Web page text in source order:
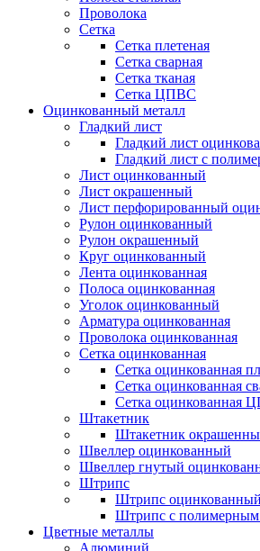
Проволока
Сетка
Сетка плетеная
Сетка сварная
Сетка тканая
Сетка ЦПВС
Оцинкованный металл
Гладкий лист
Гладкий лист
Гладкий лист с
Лист оцинкованный
Лист окрашенный
Лист перфорированный
Рулон оцинкованный
Рулон окрашенный
Круг оцинкованный
Лента оцинкованная
Полоса оцинкованная
Уголок оцинкованный
Арматура оцинкованная
Проволока оцинкованная
Сетка оцинкованная
Сетка оцинкованная
Сетка оцинкованная
Сетка оцинкованная
Штакетник
Штакетник
Швеллер оцинкованный
Швеллер гнутый
Штрипс
Штрипс оцинкованный
Штрипс с
Цветные металлы
Алюминий